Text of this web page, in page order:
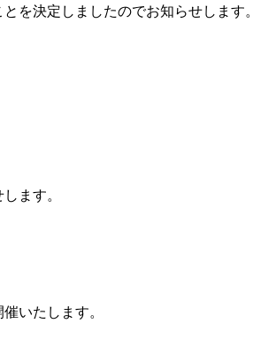
を決定しましたのでお知らせします。
ます。
いたします。